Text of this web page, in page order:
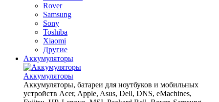
Rover
Samsung
Sony
Toshiba
Xiaomi
Другие
Аккумуляторы
Аккумуляторы
Аккумуляторы, батареи для ноутбуков и мобильных
устройств Acer, Apple, Asus, Dell, DNS, eMachines,